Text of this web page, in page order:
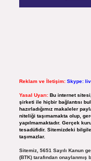
Reklam ve İletişim: Skype:
Yasal Uyarı: Bu internet
şirketi ile hiçbir bağlantısı
hazırladığımız makaleler
niteliği taşımamakta olup,
yapılmamaktadır. Gerçek
tesadüfidir. Sitemizdeki
taşımazlar.
Sitemiz, 5651 Sayılı Kanun
(BTK) tarafından onaylanmış